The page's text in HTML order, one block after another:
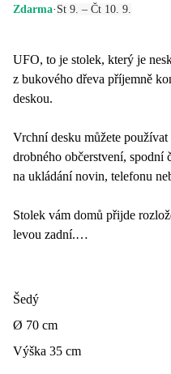
Zdarma· St 9. – Čt 10. 9.
UFO, to je stolek, který je
z bukového dřeva příjemně
deskou.
Vrchní desku můžete
drobného občerstvení, spodní
na ukládání novin, telefonu
Stolek vám domů přijde
levou zadní.
kódem S 4502-G.
Šedý
Ø 70 cm
Výška 35 cm